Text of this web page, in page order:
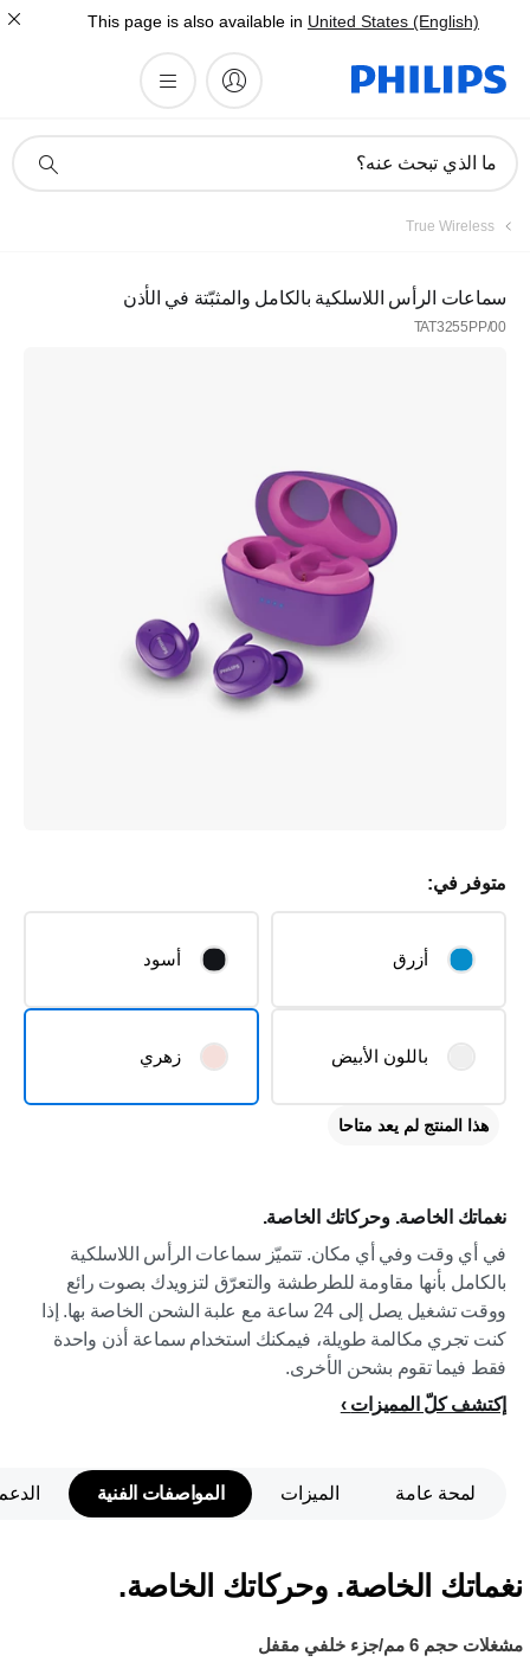
This page is also available in United States (English)
دعم
ما الذي تبحث عنه؟
True Wireless
سماعات الرأس اللاسلكية بالكامل والمثبّتة في الأذن
TAT3255PP/00
نغماتك الخاصة. وحركاتك الخاصة.
في أي وقت وفي أي مكان. تتميّز سماعات الرأس اللاسلكية
بالكامل بأنها مقاومة للطرطشة والتعرّق لتزويدك بصوت رائع
ووقت تشغيل يصل إلى 24 ساعة مع علبة الشحن الخاصة بها. إذا
كنت تجري مكالمة طويلة، فيمكنك استخدام سماعة أذن واحدة
فقط فيما تقوم بشحن الأخرى.
إكتشف كلّ المميزات
متوفر في:
أزرق أسود
باللون الأبيض زهري
هذا المنتج لم يعد متاحا
لمحة عامة الميزات المواصفات الفنية
نغماتك الخاصة. وحركاتك الخاصة.
مشغلات حجم 6 مم/جزء خلفي مقفل